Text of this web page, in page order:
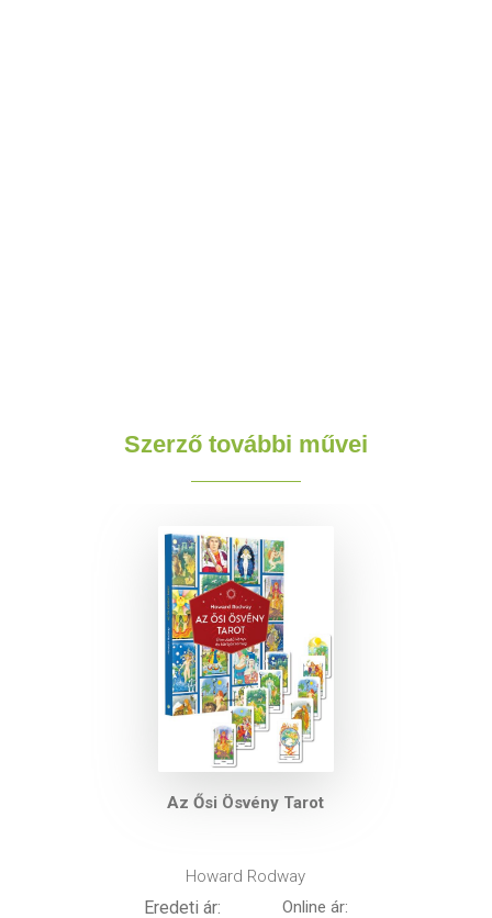
Szerző további művei
Az Ősi Ösvény Tarot
Howard Rodway
Eredeti ár:
Online ár: